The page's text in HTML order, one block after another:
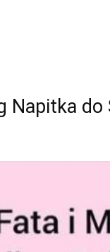
Napitka do